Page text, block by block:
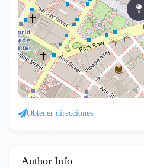
Obtener direcciones
Author Info